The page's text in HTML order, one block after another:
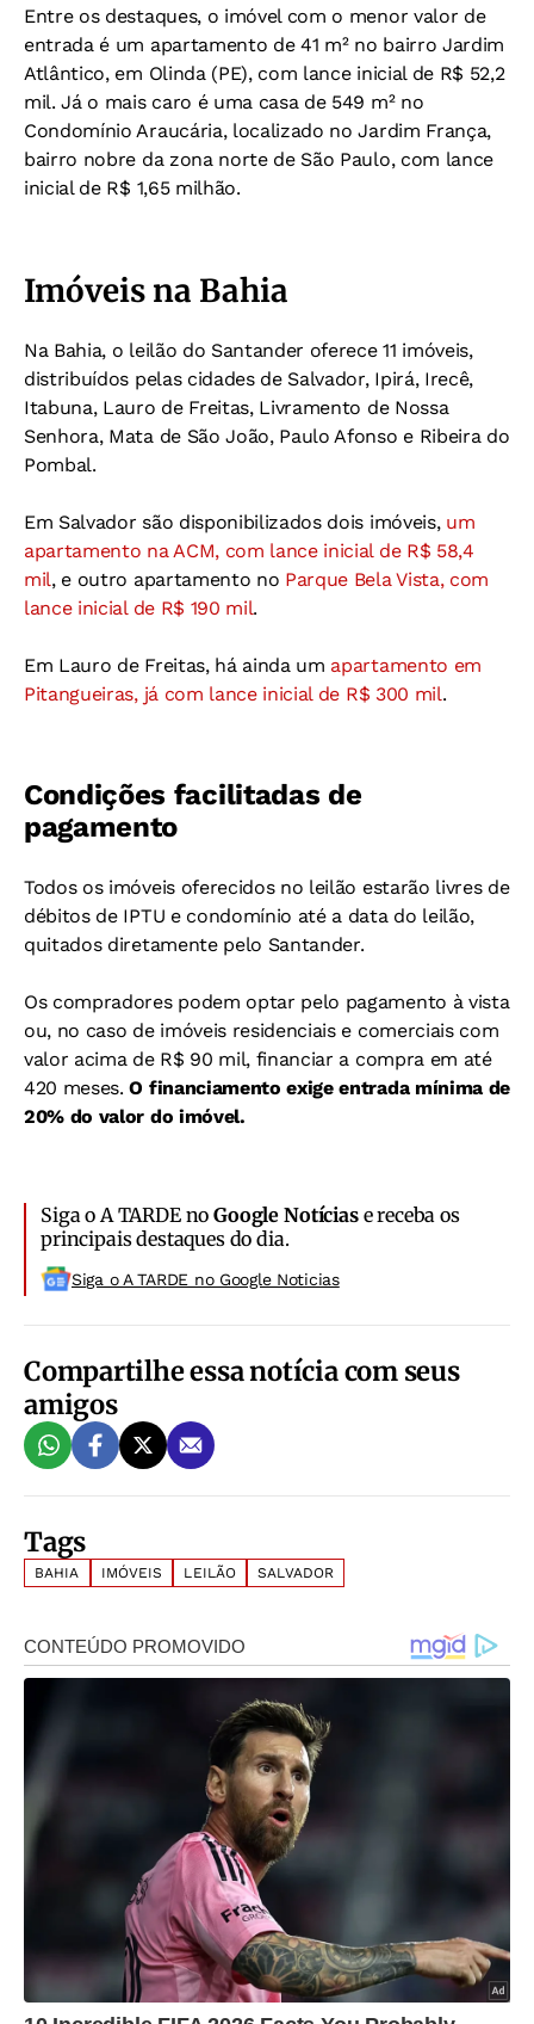
Entre os destaques, o imóvel com o menor valor de
entrada é um apartamento de 41 m² no bairro Jardim
Atlântico, em Olinda (PE), com lance inicial de R$ 52,2
mil. Já o mais caro é uma casa de 549 m² no
Condomínio Araucária, localizado no Jardim França,
bairro nobre da zona norte de São Paulo, com lance
inicial de R$ 1,65 milhão.
Imóveis na Bahia
Na Bahia, o leilão do Santander oferece 11 imóveis,
distribuídos pelas cidades de Salvador, Ipirá, Irecê,
Itabuna, Lauro de Freitas, Livramento de Nossa
Senhora, Mata de São João, Paulo Afonso e Ribeira do
Pombal.
Em Salvador são disponibilizados dois imóveis, um
apartamento na ACM, com lance inicial de R$ 58,4
mil, e outro apartamento no Parque Bela Vista, com
lance inicial de R$ 190 mil.
Em Lauro de Freitas, há ainda um apartamento em
Pitangueiras, já com lance inicial de R$ 300 mil.
Condições facilitadas de
pagamento
Todos os imóveis oferecidos no leilão estarão livres de
débitos de IPTU e condomínio até a data do leilão,
quitados diretamente pelo Santander.
Os compradores podem optar pelo pagamento à vista
ou, no caso de imóveis residenciais e comerciais com
valor acima de R$ 90 mil, financiar a compra em até
420 meses.O financiamento exige entrada mínima de
20% do valor do imóvel.
Siga o A TARDE noGoogle Notíciase receba os
principais destaques do dia.
Siga o A TARDE no Google Noticias
Compartilhe essa notícia com seus
amigos
Tags
BAHIA IMÓVEIS LEILÃO SALVADOR